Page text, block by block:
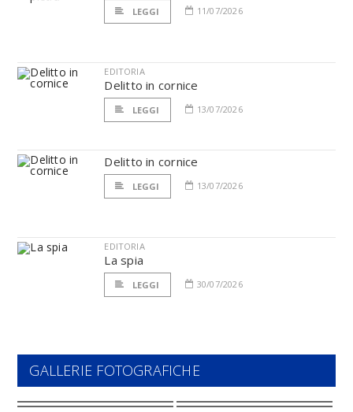
LEGGI 11/07/2026
EDITORIA
Delitto in cornice
LEGGI 13/07/2026
Delitto in cornice
LEGGI 13/07/2026
EDITORIA
La spia
LEGGI 30/07/2026
GALLERIE FOTOGRAFICHE